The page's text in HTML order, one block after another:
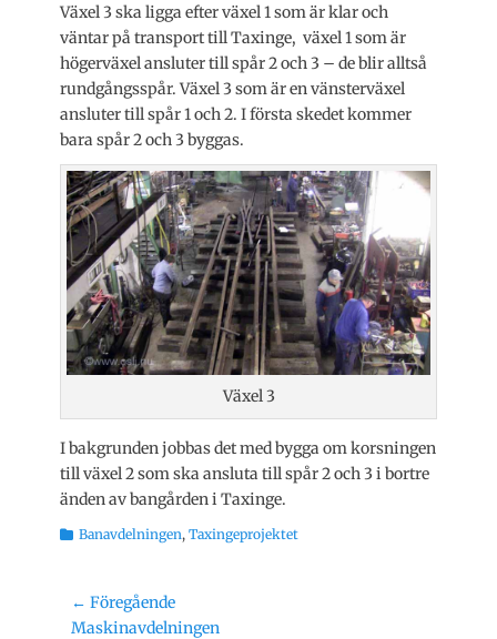
Växel 3 ska ligga efter växel 1 som är klar och
väntar på transport till Taxinge, växel 1 som är
högerväxel ansluter till spår 2 och 3 – de blir alltså
rundgångsspår. Växel 3 som är en vänsterväxel
ansluter till spår 1 och 2. I första skedet kommer
bara spår 2 och 3 byggas.
Växel 3
I bakgrunden jobbas det med bygga om korsningen
till växel 2 som ska ansluta till spår 2 och 3 i bortre
änden av bangården i Taxinge.
Kategorier
Banavdelningen, Taxingeprojektet
Inläggsnavigering
← Föregående
Föregående
Maskinavdelningen